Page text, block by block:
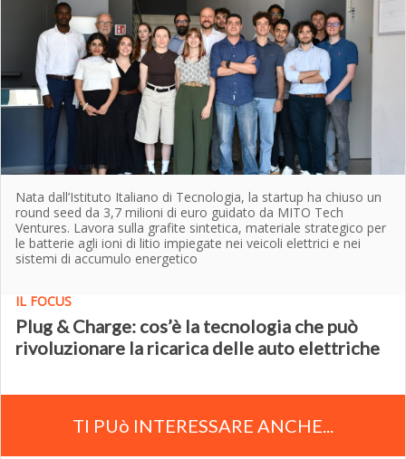
Nata dall’Istituto Italiano di Tecnologia, la startup ha chiuso un
round seed da 3,7 milioni di euro guidato da MITO Tech
Ventures. Lavora sulla grafite sintetica, materiale strategico per
le batterie agli ioni di litio impiegate nei veicoli elettrici e nei
sistemi di accumulo energetico
IL FOCUS
Plug & Charge: cos’è la tecnologia che può
rivoluzionare la ricarica delle auto elettriche
TI PUò INTERESSARE ANCHE...